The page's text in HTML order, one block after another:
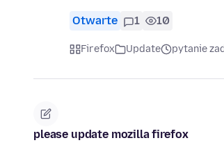
Otwarte 1 10
Firefox Update pytanie
please update mozilla firefox